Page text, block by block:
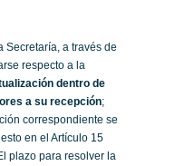
Secretaría, a través de
respecto a la
dentro de
a su recepción;
correspondiente se
en el Artículo 15
plazo para resolver la